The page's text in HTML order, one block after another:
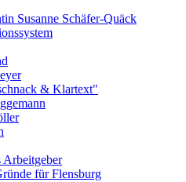
Susanne Schäfer-Quäck
& Klartext"
Arbeitgeber
für Flensburg